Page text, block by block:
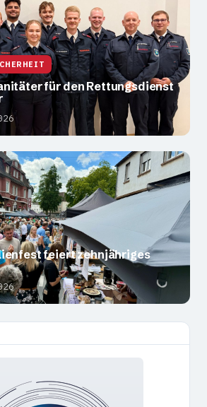
für den Rettungsdienst
feiert zehnjähriges